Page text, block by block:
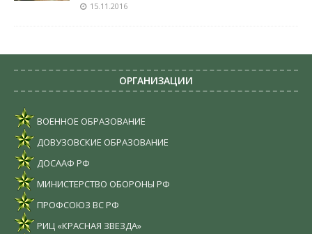
15.11.2016
ОРГАНИЗАЦИИ
ВОЕННОЕ ОБРАЗОВАНИЕ
ДОВУЗОВСКИЕ ОБРАЗОВАНИЕ
ДОСААФ РФ
МИНИСТЕРСТВО ОБОРОНЫ РФ
ПРОФСОЮЗ ВС РФ
РИЦ «КРАСНАЯ ЗВЕЗДА»